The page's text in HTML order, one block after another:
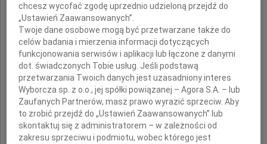
Małgorzacie i Krzysztofowi
Hordejuk
słowa wsparcia i otuchy
oraz wyrazy głębokiego współczucia
z powodu śmierci
chcesz wycofać zgodę uprzednio udzieloną przejdź do
„Ustawień Zaawansowanych”.
Twoje dane osobowe mogą być przetwarzane także do
celów badania i mierzenia informacji dotyczących
funkcjonowania serwisów i aplikacji lub łączone z danymi
dot. świadczonych Tobie usług. Jeśli podstawą
przetwarzania Twoich danych jest uzasadniony interes
Wyborcza sp. z o.o., jej spółki powiązanej – Agora S.A. – lub
Zaufanych Partnerów, masz prawo wyrazić sprzeciw. Aby
to zrobić przejdź do „Ustawień Zaawansowanych” lub
skontaktuj się z administratorem – w zależności od
zakresu sprzeciwu i podmiotu, wobec którego jest